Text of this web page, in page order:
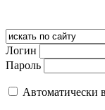
Логин
Пароль
Автоматически